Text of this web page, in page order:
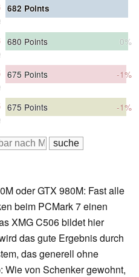
682 Points
680 Points 0%
675 Points -1%
675 Points -1%
oder GTX 980M: Fast alle
beim PCMark 7 einen
XMG C506 bildet hier
das gute Ergebnis durch
das generell ohne
Wie von Schenker gewohnt,